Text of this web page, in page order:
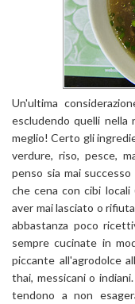
Un'ultima
escludendo quelli nella
meglio! Certo gli
verdure, riso, pesce,
penso sia mai
che cena con cibi locali
aver mai lasciato o
abbastanza poco
sempre cucinate in
piccante all'agrodolce
thai, messicani o
tendono a non